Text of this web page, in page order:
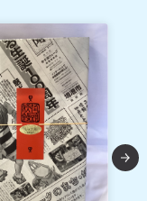
人